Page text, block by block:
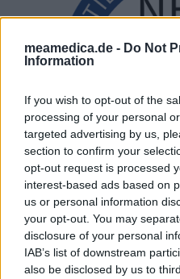
meamedica.de - Do Not
Information
If you wish to opt-out of the
processing of your personal
targeted advertising by us,
section to confirm your
opt-out request is processed
interest-based ads based on
us or personal information
your opt-out. You may
disclosure of your personal
IAB’s list of downstream
also be disclosed by us to